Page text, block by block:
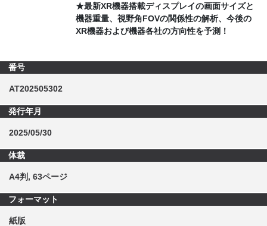
★最新XR機器搭載ディスプレイの画面サイズと
機器重量、視野角FOVの関係性の解析、今後の
XR機器および機器各社の方向性を予測！
番号
AT202505302
発行年月
2025/05/30
体裁
A4判, 63ページ
フォーマット
紙版